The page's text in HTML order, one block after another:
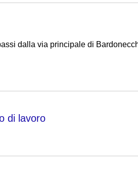
dalla via principale di
di lavoro